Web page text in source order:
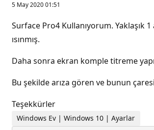
5 May 2020 01:51
Surface Pro4 Kullanıyorum. Yaklaşık
ısınmış.
Daha sonra ekran komple titreme
Bu şekilde arıza gören ve bunun
Teşekkürler
Windows Ev | Windows 10 | Ayarlar